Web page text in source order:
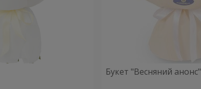
Букет "Весняний анонс"